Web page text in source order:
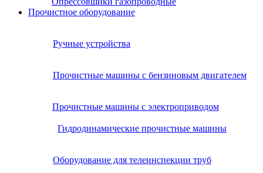
Прочистное оборудование
Ручные устройства
Прочистные машины с бензиновым двигателем
Прочистные машины с электроприводом
Гидродинамические прочистные машины
Оборудование для телеинспекции труб